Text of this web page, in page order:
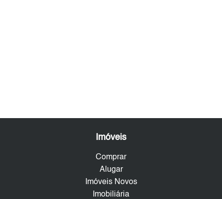
Imóveis
Comprar
Alugar
Imóveis Novos
Imobiliária